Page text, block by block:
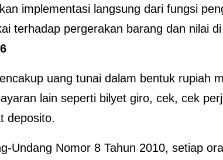
implementasi langsung dari fungsi
terhadap pergerakan barang dan nilai
uang tunai dalam bentuk rupiah
lain seperti bilyet giro, cek, cek
deposito.
Undang Nomor 8 Tahun 2010, setiap